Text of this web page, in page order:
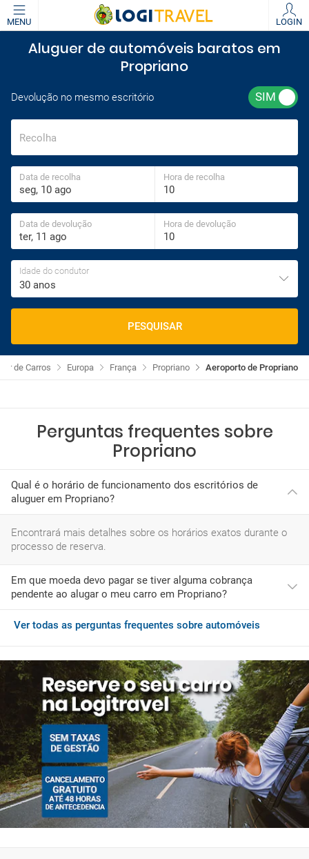
MENU LOGIN
Aluguer de automóveis baratos em
Propriano
Devolução no mesmo escritório
Recolha
Data de recolha Hora de recolha
Data de devolução Hora de devolução
Idade do condutor
30 anos
PESQUISAR
Aeroporto de Propriano
Propriano
França
Europa
de Carros
Perguntas frequentes sobre
Propriano
Qual é o horário de funcionamento dos escritórios de
aluguer em Propriano?
Encontrará mais detalhes sobre os horários exatos durante o
processo de reserva.
Em que moeda devo pagar se tiver alguma cobrança
pendente ao alugar o meu carro em Propriano?
Se ao chegar a Propriano desejar adquirir serviços adicionais ou
Ver todas as perguntas frequentes sobre automóveis